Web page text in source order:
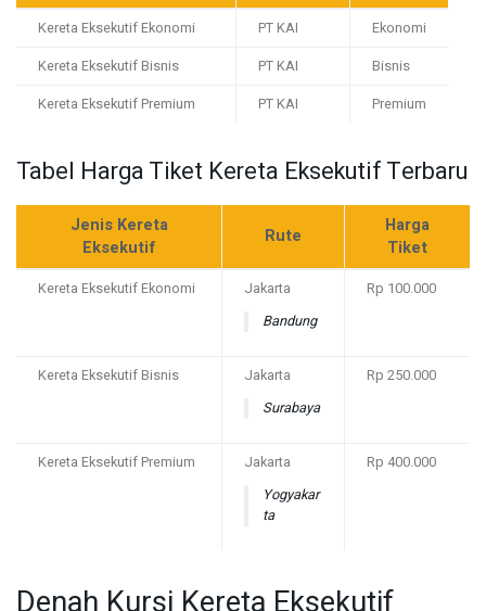
Kereta Eksekutif Ekonomi PT KAI
Ekonomi
Kereta Eksekutif Bisnis
PT KAI
Bisnis
Kereta Eksekutif Premium
PT KAI Premium
Tabel Harga Tiket Kereta Eksekutif Terbaru
Jenis Kereta
Eksekutif
Rute
Harga
Tiket
Kereta Eksekutif Ekonomi
Jakarta
Bandung
Rp 100.000
Kereta Eksekutif Bisnis
Jakarta
Surabaya
Rp 250.000
Kereta Eksekutif Premium
Jakarta
Yogyakar
ta
Rp 400.000
Denah Kursi Kereta Eksekutif